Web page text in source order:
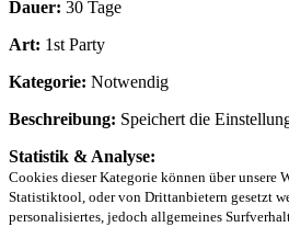
Dauer: 30 Tage
Art: 1st Party
Kategorie: Notwendig
Beschreibung: Speichert die
Statistik & Analyse:
Cookies dieser Kategorie können über unsere
Statistiktool, oder von Drittanbietern gesetzt
personalisiertes, jedoch allgemeines